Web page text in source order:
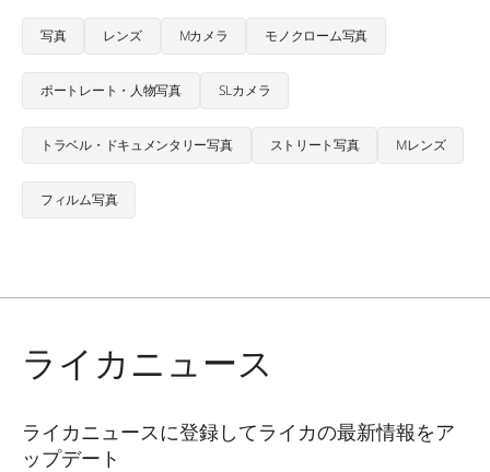
写真 レンズ Mカメラ モノクローム写真
ポートレート・人物写真 SLカメラ
トラベル・ドキュメンタリー写真 ストリート写真 Mレンズ
フィルム写真
ライカニュース
ライカニュースに登録してライカの最新情報をア
ップデート